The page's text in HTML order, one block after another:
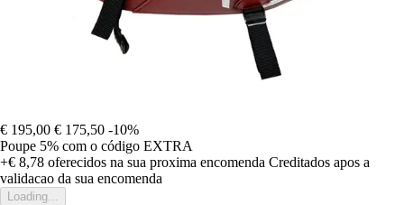
€ 195,00 € 175,50 -10%
Poupe 5% com o código EXTRA
+€ 8,78 oferecidos na sua proxima encomenda Creditados apos a
validacao da sua encomenda
Loading...